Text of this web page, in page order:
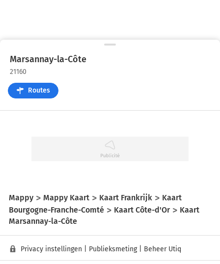
Marsannay-la-Côte
21160
Routes
Mappy Mappy Kaart Kaart Frankrijk
Kaart
Bourgogne-Franche-Comté
Kaart Côte-d'Or
Kaart
Marsannay-la-Côte
Privacy instellingen Publieksmeting| Beheer Utiq